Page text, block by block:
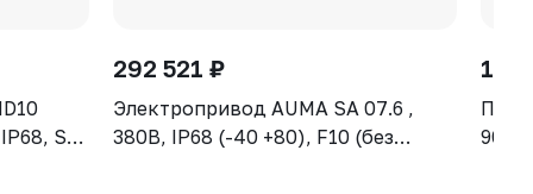
S2-
292 521 ₽
Электропривод AUMA SA 07.6 ,
380В, IP68 (-40 +80), F10 (без
129
906-